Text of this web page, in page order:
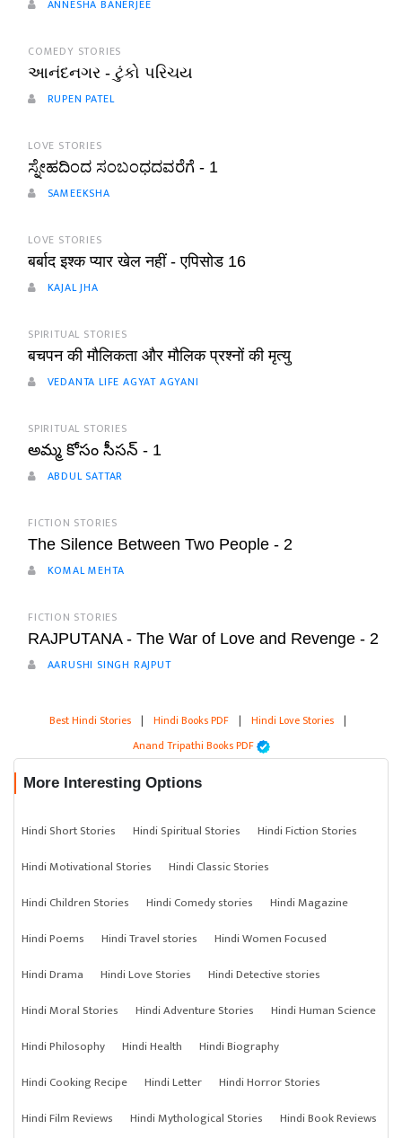
ANNESHA BANERJEE
COMEDY STORIES
આનંદનગર - ટુંકો પરિચય
RUPEN PATEL
LOVE STORIES
ಸ್ನೇಹದಿಂದ ಸಂಬಂಧದವರೆಗೆ - 1
SAMEEKSHA
LOVE STORIES
बर्बाद इश्क प्यार खेल नहीं - एपिसोड 16
KAJAL JHA
SPIRITUAL STORIES
बचपन की मौलिकता और मौलिक प्रश्नों की मृत्यु
VEDANTA LIFE AGYAT AGYANI
SPIRITUAL STORIES
అమ్మ కోసం సీసన్ - 1
ABDUL SATTAR
FICTION STORIES
The Silence Between Two People - 2
KOMAL MEHTA
FICTION STORIES
RAJPUTANA - The War of Love and Revenge - 2
AARUSHI SINGH RAJPUT
Best Hindi Stories | Hindi Books PDF | Hindi Love Stories |
Anand Tripathi Books PDF
More Interesting Options
Hindi Short Stories Hindi Spiritual Stories
Hindi Fiction Stories
Hindi Motivational Stories
Hindi Classic Stories
Hindi Children Stories
Hindi Comedy stories
Hindi Magazine
Hindi Poems
Hindi Travel stories
Hindi Women Focused
Hindi Drama
Hindi Love Stories
Hindi Detective stories
Hindi Moral Stories
Hindi Adventure Stories
Hindi Human Science
Hindi Philosophy
Hindi Health
Hindi Biography
Hindi Cooking Recipe
Hindi Letter
Hindi Horror Stories
Hindi Film Reviews
Hindi Mythological Stories
Hindi Book Reviews